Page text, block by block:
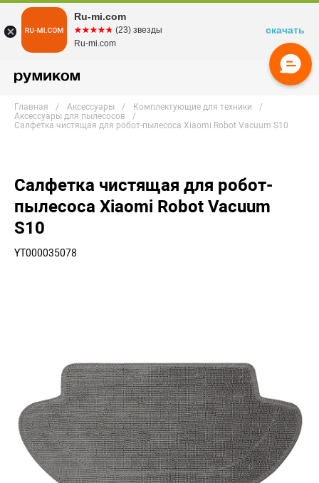
Главная Аксессуары
Комплектующие для техники
Аксессуары для пылесосов
Салфетка чистящая для робот-пылесоса Xiaomi Robot Vacuum S10
Салфетка чистящая для робот-
пылесоса Xiaomi Robot Vacuum
S10
YT000035078
Ru-mi.com
☆☆☆☆☆
★★★★★ (23) звезды
Ru-mi.com
скачать